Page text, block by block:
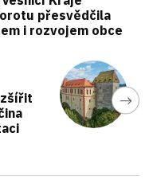
přesvědčila
i rozvojem obce